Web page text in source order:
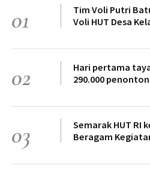
01
Tim Voli Putri
Voli HUT Desa
02
Hari pertama
290.000
03
Semarak HUT RI
Beragam